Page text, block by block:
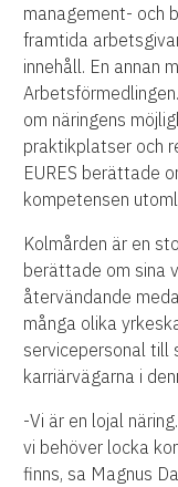
management- och
framtida
innehåll. En annan
om näringens
praktikplatser och
EURES berättade
kompetensen
Kolmården är en
berättade om sina
återvändande
många olika
servicepersonal till
karriärvägarna i
-Vi är en lojal
vi behöver locka
finns, sa Magnus